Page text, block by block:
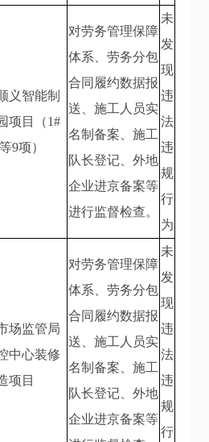
义智能制
项目（1#
9项）
对劳务管理保障
体系、劳务分包
合同履约数据报
送、施工人员实
名制备案、施工
队长登记、外地
企业进京备案等
进行监督检查。
未
发
现
违
法
违
规
行
为
场监管局
中心装修
项目
对劳务管理保障
体系、劳务分包
合同履约数据报
送、施工人员实
名制备案、施工
队长登记、外地
企业进京备案等
未
发
现
违
法
违
规
行